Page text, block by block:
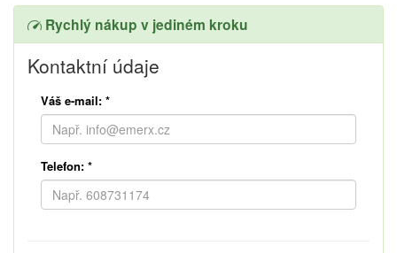
Rychlý nákup v jediném kroku
Kontaktní údaje
Váš e-mail: *
Telefon: *